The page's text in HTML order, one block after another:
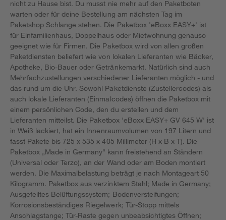
nicht zu Hause bist. Du musst nie mehr auf den Paketboten
warten oder für deine Bestellung am nächsten Tag im
Paketshop Schlange stehen. Die Paketbox 'eBoxx EASY+' ist
für Einfamilienhaus, Doppelhaus oder Mietwohnung genauso
geeignet wie für Firmen. Die Paketbox wird von allen großen
Paketdiensten beliefert wie von lokalen Lieferanten wie Bäcker,
Apotheke, Bio-Bauer oder Getränkemarkt. Natürlich sind auch
Mehrfachzustellungen verschiedener Lieferanten möglich - und
das rund um die Uhr. Sowohl Paketdienste (Zustellercodes) als
auch lokale Lieferanten (Einmalcodes) öffnen die Paketbox mit
einem persönlichen Code, den du erstellen und dem
Lieferanten mitteilst. Die Paketbox 'eBoxx EASY+ GV 645 W' ist
in Weiß lackiert, hat ein Innenraumvolumen von 197 Litern und
fasst Pakete bis 725 x 535 x 405 Millimeter (H x B x T). Die
Paketbox „Made in Germany“ kann freistehend an Ständern
(Universal oder Terzo), an der Wand oder am Boden montiert
werden. Die Maximalbelastung beträgt je nach Montageart 50
Kilogramm. Paketbox aus verzinktem Stahl; Made in Germany;
Ausgefeiltes Belüftungssystem; Bodenversteifungen;
Korrosionsbeständiges Riegelwerk; Tür-Stopp mittels
Anschlagstange; Tür-Raste gegen unbeabsichtigtes Öffnen;